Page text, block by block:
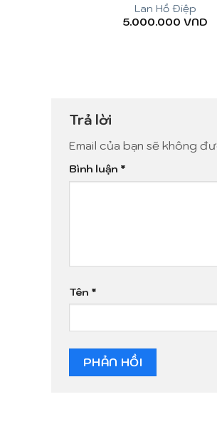
Lan Hồ Điệp
5.000.000 VND
Trả lời
Email của bạn sẽ không
Bình luận *
Tên *